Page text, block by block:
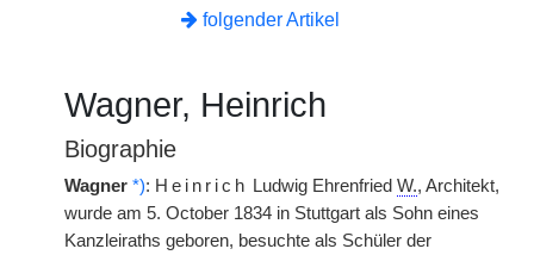
folgender Artikel
Wagner, Heinrich
Biographie
Wagner *): Heinrich Ludwig Ehrenfried W., Architekt,
wurde am 5. October 1834 in Stuttgart als Sohn eines
Kanzleiraths geboren, besuchte als Schüler der